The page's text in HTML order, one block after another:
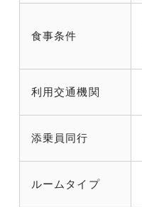
食事条件
利用交通機関
添乗員同行
ルームタイプ